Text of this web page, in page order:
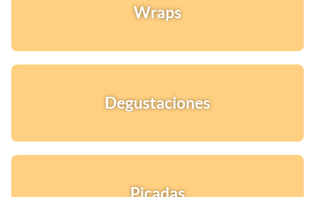
tienda así para mi
Wraps
Degustaciones